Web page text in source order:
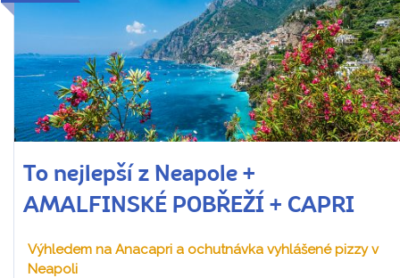
To nejlepší z Neapole +
AMALFINSKÉ POBŘEŽÍ + CAPRI
Výhledem na Anacapri a ochutnávka vyhlášené pizzy v
Neapoli